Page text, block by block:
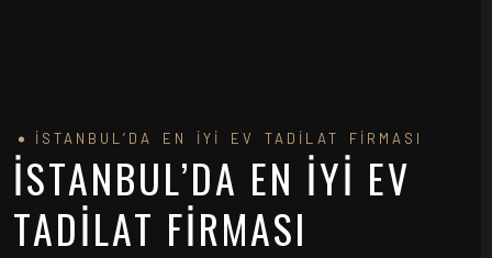
İSTANBUL’DA EN İYI EV TADILAT FIRMASI
İSTANBUL’DA EN İYI EV
TADILAT FIRMASI